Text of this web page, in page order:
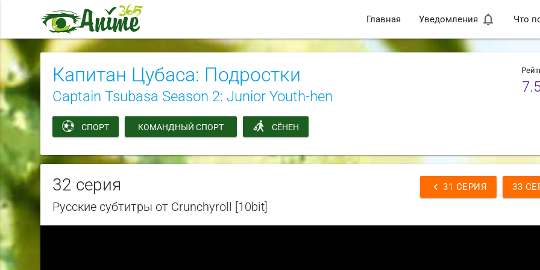
Главная Уведомления notifications_none Что
Капитан Цубаса: Подростки
Captain Tsubasa Season 2: Junior Youth-hen
СПОРТ КОМАНДНЫЙ СПОРТ СЁНЕН
chevron_left 31 СЕРИЯ 33
32 серия
Русские субтитры от Crunchyroll [10bit]